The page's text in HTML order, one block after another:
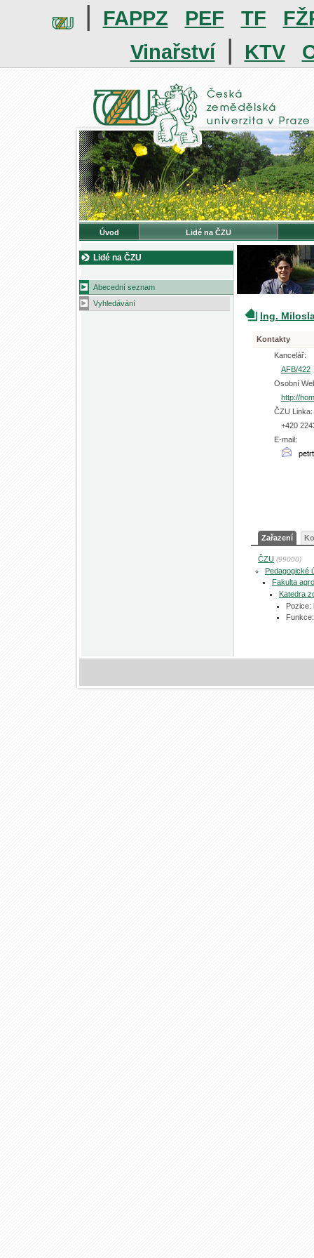
| FAPPZ PEF TF
Vinařství | KTV
Úvod Lidé na ČZU
Lidé na ČZU
Abecední seznam
Vyhledávání
Ing.
Kontakty
Kancelář:
AFB/422
Osobní
http://
ČZU Linka:
+420
E-mail:
Zařazení
ČZU (99000)
Pedagogické
Fakulta
Katedra
Pozice:
Funkce: